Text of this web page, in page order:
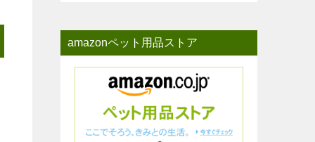
amazonペット用品ストア